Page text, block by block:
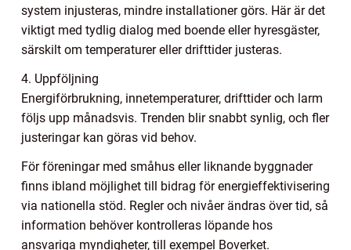
system injusteras, mindre installationer görs. Här är det
viktigt med tydlig dialog med boende eller hyresgäster,
särskilt om temperaturer eller drifttider justeras.
4. Uppföljning
Energiförbrukning, innetemperaturer, drifttider och larm
följs upp månadsvis. Trenden blir snabbt synlig, och fler
justeringar kan göras vid behov.
För föreningar med småhus eller liknande byggnader
finns ibland möjlighet till bidrag för energieffektivisering
via nationella stöd. Regler och nivåer ändras över tid, så
information behöver kontrolleras löpande hos
ansvariga myndigheter, till exempel Boverket.